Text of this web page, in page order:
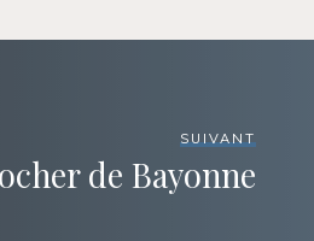
SUIVANT
de Bayonne